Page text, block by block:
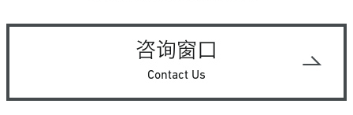
咨询窗口
Contact Us